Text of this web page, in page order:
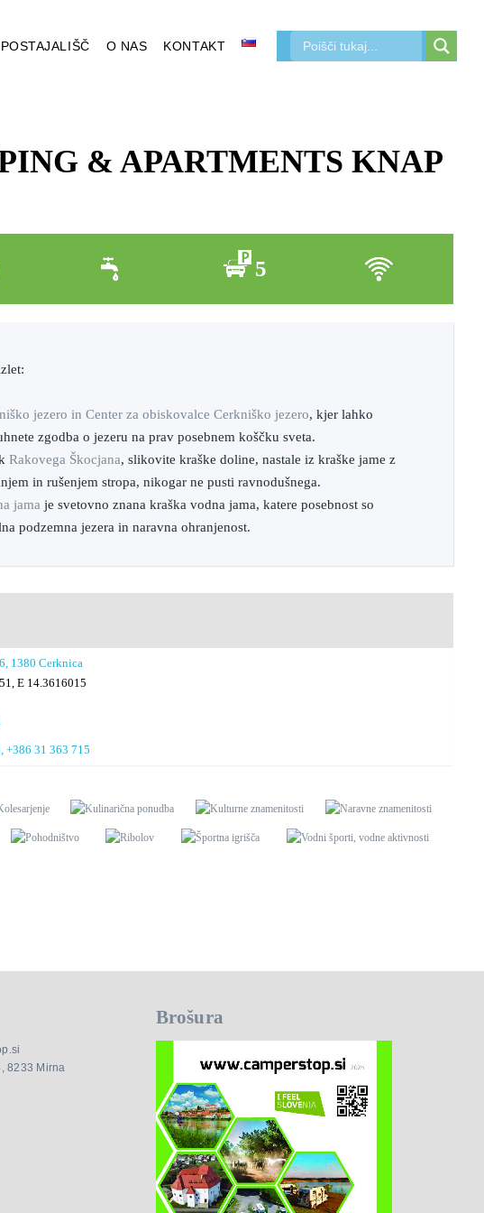
O NAS KONTAKT
& APARTMENTS KNAP
5
jezero in Center za obiskovalce Cerkniško jezero, kjer lahko
zgodba o jezeru na prav posebnem koščku sveta.
Rakovega Škocjana, slikovite kraške doline, nastale iz kraške jame z
in rušenjem stropa, nikogar ne pusti ravnodušnega.
jama je svetovno znana kraška vodna jama, katere posebnost so
podzemna jezera in naravna ohranjenost.
1380 Cerknica
E 14.3616015
+386 31 363 715
8233 Mirna
Brošura